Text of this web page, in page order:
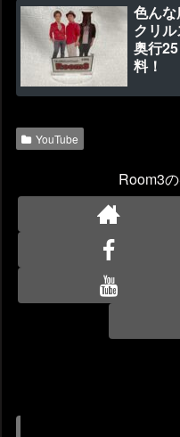
色ん
クリ
奥行
料！
YouTube
Room3